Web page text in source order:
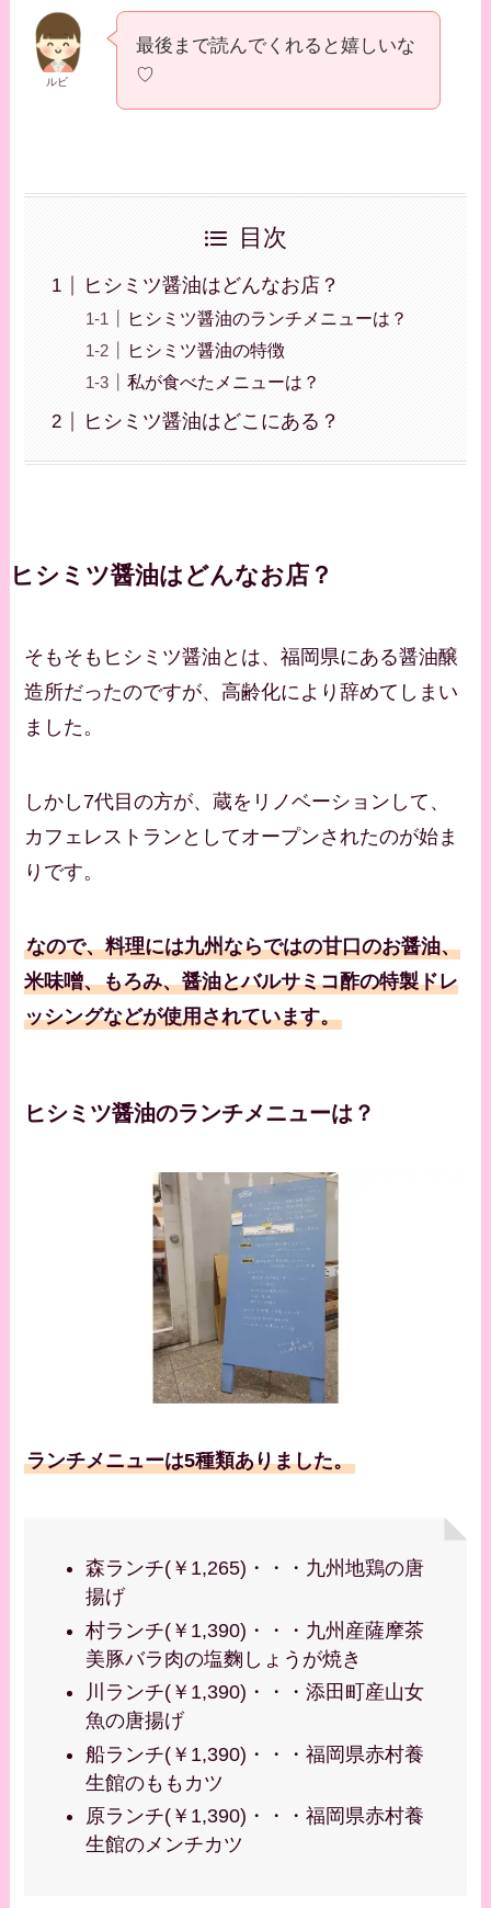
ルビ
最後まで読んでくれると嬉しいな
♡
目次
ヒシミツ醤油はどんなお店？
ヒシミツ醤油のランチメニューは？
ヒシミツ醤油の特徴
私が食べたメニューは？
ヒシミツ醤油はどこにある？
ヒシミツ醤油はどんなお店？
そもそもヒシミツ醤油とは、福岡県にある醤油醸
造所だったのですが、高齢化により辞めてしまい
ました。
しかし7代目の方が、蔵をリノベーションして、
カフェレストランとしてオープンされたのが始ま
りです。
なので、料理には九州ならではの甘口のお醤油、
米味噌、もろみ、醤油とバルサミコ酢の特製ドレ
ッシングなどが使用されています。
ヒシミツ醤油のランチメニューは？
ランチメニューは5種類ありました。
森ランチ(￥1,265)・・・九州地鶏の唐
揚げ
村ランチ(￥1,390)・・・九州産薩摩茶
美豚バラ肉の塩麴しょうが焼き
川ランチ(￥1,390)・・・添田町産山女
魚の唐揚げ
船ランチ(￥1,390)・・・福岡県赤村養
生館のももカツ
原ランチ(￥1,390)・・・福岡県赤村養
生館のメンチカツ